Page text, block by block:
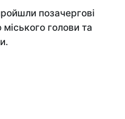
позачергові
голови та